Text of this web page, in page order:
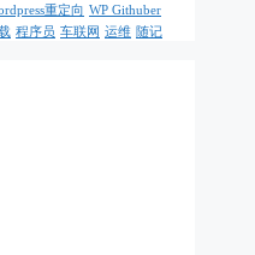
重定向
WP Githuber
程序员 车联网 运维 随记